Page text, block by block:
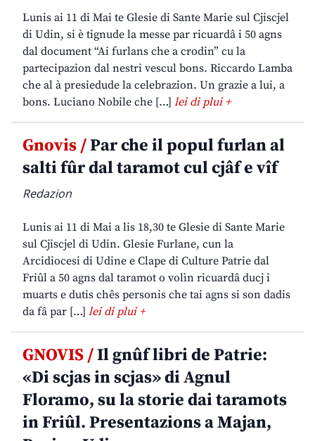
Lunis ai 11 di Mai te Glesie di Sante Marie sul Cjiscjel
di Udin, si è tignude la messe par ricuardâ i 50 agns
dal document “Ai furlans che a crodin” cu la
partecipazion dal nestri vescul bons. Riccardo Lamba
che al à presiedude la celebrazion. Un grazie a lui, a
bons. Luciano Nobile che […] lei di plui +
Gnovis /Par che il popul furlan al
salti fûr dal taramot cul cjâf e vîf
Redazion
Lunis ai 11 di Mai a lis 18,30 te Glesie di Sante Marie
sul Cjiscjel di Udin. Glesie Furlane, cun la
Arcidiocesi di Udine e Clape di Culture Patrie dal
Friûl a 50 agns dal taramot o volìn ricuardâ ducj i
muarts e dutis chês personis che tai agns si son dadis
da fâ par […] lei di plui +
GNOVIS /Il gnûf libri de Patrie:
«Di scjas in scjas» di Agnul
Floramo, su la storie dai taramots
in Friûl. Presentazions a Majan,